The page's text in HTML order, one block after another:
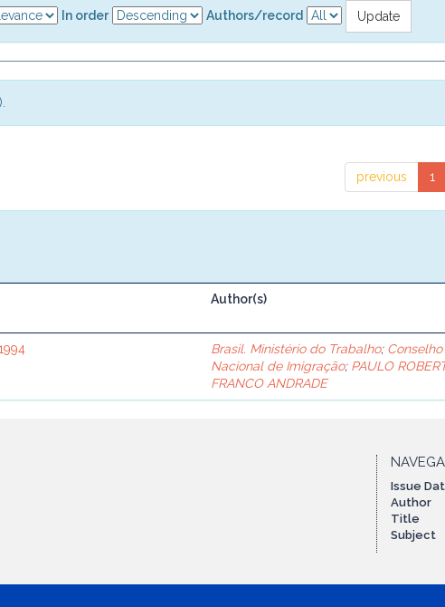
In order Authors/record
previous 1
Author(s)
Brasil. Ministério do Trabalho; Conselho
Nacional de Imigração; PAULO
FRANCO ANDRADE
Issue
Author
Title
Subject